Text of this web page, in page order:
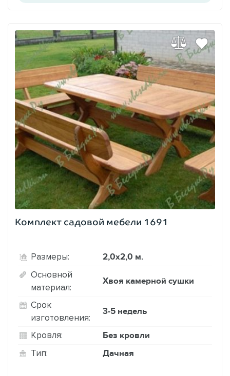
Комплект садовой мебели 1691
Размеры: 2,0х2,0 м.
Основной
материал:
Хвоя камерной сушки
Срок
изготовления:
3-5 недель
Кровля: Без кровли
Тип: Дачная